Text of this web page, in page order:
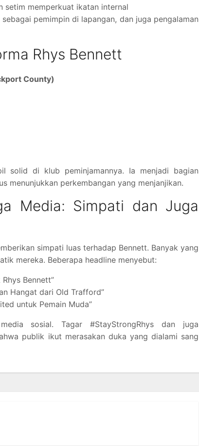
setim memperkuat ikatan internal
pemimpin di lapangan, dan juga pengalaman
Rhys Bennett
County)
solid di klub peminjamannya. Ia menjadi bagian
menunjukkan perkembangan yang menjanjikan.
Media: Simpati dan Juga
simpati luas terhadap Bennett. Banyak yang
mereka. Beberapa headline menyebut:
Bennett”
Hangat dari Old Trafford”
untuk Pemain Muda”
sosial. Tagar #StayStrongRhys dan juga
publik ikut merasakan duka yang dialami sang